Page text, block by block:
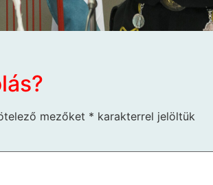
mezőket * karakterrel jelöltük